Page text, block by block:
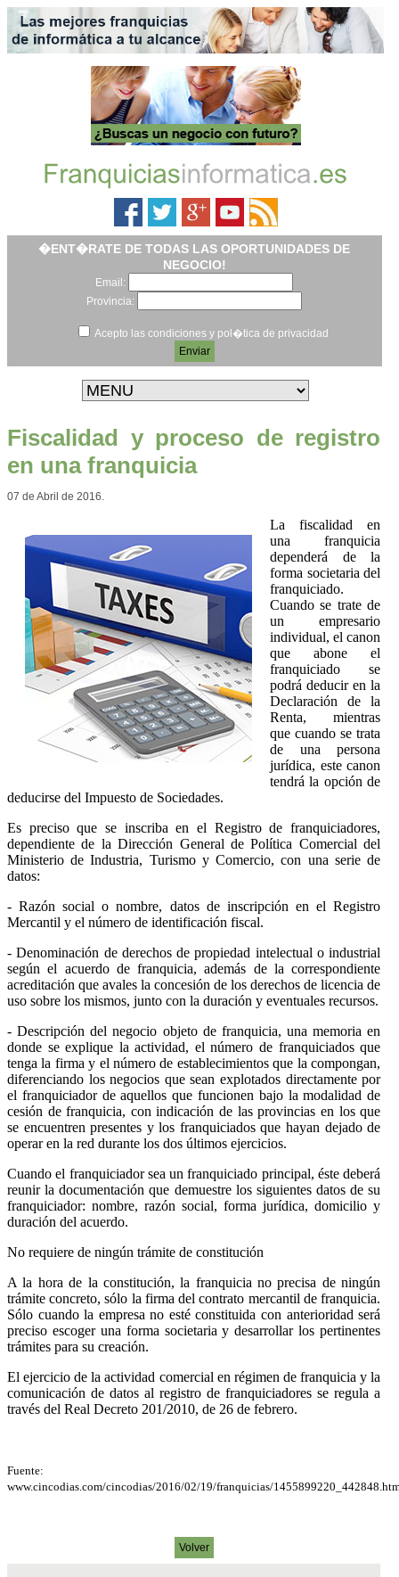
�ENT�RATE DE TODAS LAS OPORTUNIDADES DE
NEGOCIO!
Email:
Provincia:
Acepto las condiciones y pol�tica de privacidad
Fiscalidad y proceso de registro
en una franquicia
07 de Abril de 2016.
La fiscalidad en
una franquicia
dependerá de la
forma societaria del
franquiciado.
Cuando se trate de
un empresario
individual, el canon
que abone el
franquiciado se
podrá deducir en la
Declaración de la
Renta, mientras
que cuando se trata
de una persona
jurídica, este canon
tendrá la opción de
deducirse del Impuesto de Sociedades.
Es preciso que se inscriba en el Registro de franquiciadores,
dependiente de la Dirección General de Política Comercial del
Ministerio de Industria, Turismo y Comercio, con una serie de
datos:
- Razón social o nombre, datos de inscripción en el Registro
Mercantil y el número de identificación fiscal.
- Denominación de derechos de propiedad intelectual o industrial
según el acuerdo de franquicia, además de la correspondiente
acreditación que avales la concesión de los derechos de licencia de
uso sobre los mismos, junto con la duración y eventuales recursos.
- Descripción del negocio objeto de franquicia, una memoria en
donde se explique la actividad, el número de franquiciados que
tenga la firma y el número de establecimientos que la compongan,
diferenciando los negocios que sean explotados directamente por
el franquiciador de aquellos que funcionen bajo la modalidad de
cesión de franquicia, con indicación de las provincias en los que
se encuentren presentes y los franquiciados que hayan dejado de
operar en la red durante los dos últimos ejercicios.
Cuando el franquiciador sea un franquiciado principal, éste deberá
reunir la documentación que demuestre los siguientes datos de su
franquiciador: nombre, razón social, forma jurídica, domicilio y
duración del acuerdo.
No requiere de ningún trámite de constitución
A la hora de la constitución, la franquicia no precisa de ningún
trámite concreto, sólo la firma del contrato mercantil de franquicia.
Sólo cuando la empresa no esté constituida con anterioridad será
preciso escoger una forma societaria y desarrollar los pertinentes
trámites para su creación.
El ejercicio de la actividad comercial en régimen de franquicia y la
comunicación de datos al registro de franquiciadores se regula a
través del Real Decreto 201/2010, de 26 de febrero.
Fuente:
www.cincodias.com/cincodias/2016/02/19/franquicias/
Volver